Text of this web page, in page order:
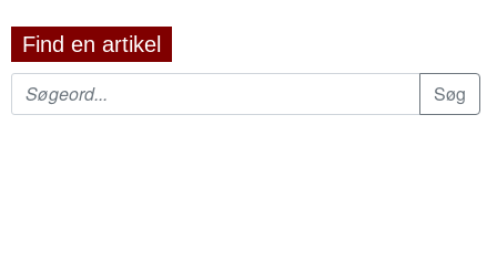
Find en artikel